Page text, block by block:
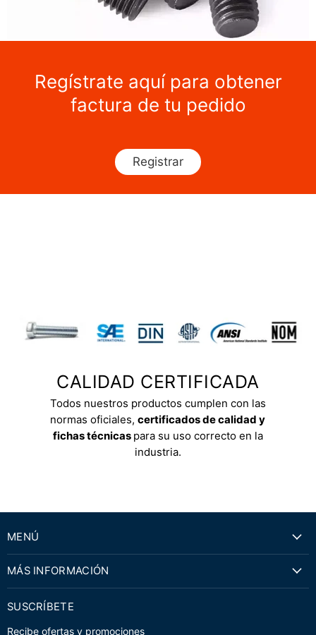
Regístrate aquí para obtener
factura de tu pedido
Registrar
CALIDAD CERTIFICADA
Todos nuestros productos cumplen con las
normas oficiales,certificados de calidad y
fichas técnicas para su uso correcto en la
industria.
MENÚ
MÁS INFORMACIÓN
SUSCRÍBETE
Recibe ofertas y promociones